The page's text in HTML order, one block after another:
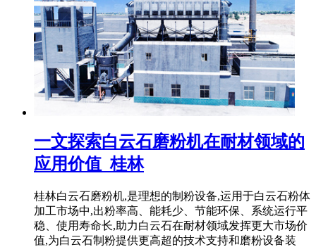
一文探索白云石磨粉机在耐材领域的
应用价值_桂林
桂林白云石磨粉机,是理想的制粉设备,运用于白云石粉体
加工市场中,出粉率高、能耗少、节能环保、系统运行平
稳、使用寿命长,助力白云石在耐材领域发挥更大市场价
值,为白云石制粉提供更高超的技术支持和磨粉设备装